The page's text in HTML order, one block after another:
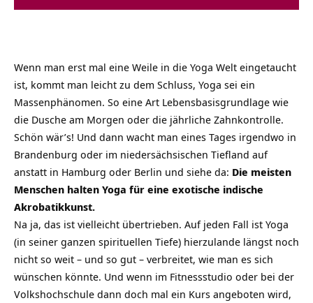
Wenn man erst mal eine Weile in die Yoga Welt eingetaucht
ist, kommt man leicht zu dem Schluss, Yoga sei ein
Massenphänomen. So eine Art Lebensbasisgrundlage wie
die Dusche am Morgen oder die jährliche Zahnkontrolle.
Schön wär’s! Und dann wacht man eines Tages irgendwo in
Brandenburg oder im niedersächsischen Tiefland auf
anstatt in Hamburg oder Berlin und siehe da: Die meisten
Menschen halten Yoga für eine exotische indische
Akrobatikkunst.
Na ja, das ist vielleicht übertrieben. Auf jeden Fall ist Yoga
(in seiner ganzen spirituellen Tiefe) hierzulande längst noch
nicht so weit – und so gut – verbreitet, wie man es sich
wünschen könnte. Und wenn im Fitnessstudio oder bei der
Volkshochschule dann doch mal ein Kurs angeboten wird,